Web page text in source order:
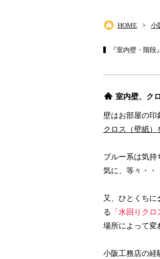
HOME 小
『室内壁・階
室内壁、ク
壁はお部屋の印
クロス（壁紙）
ブルー系は気持
気に、等々・・
⼜、ひとくちに
る
「水回りクロ
場所によって変
⼩阪⼯務店の経